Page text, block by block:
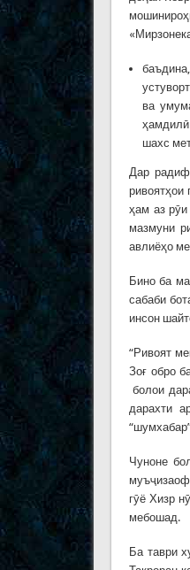
ва
шахс
Дар
ривоятҳои
ҳам аз
мазмуни
авлиёҳо
Бино ба
сабаби
инсон
“Ривоят
Зоғ обро
болои
дарахти
Чуноне
гӯё Хизр
мебошад.
Ба таври